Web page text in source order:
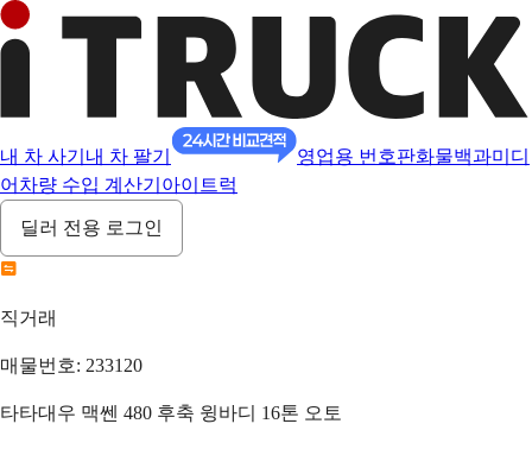
내 차 사기 내 차 팔기 영업용 번호판화물백과미디
어 차량 수입 계산기 아이트럭
딜러 전용 로그인
직거래
매물번호: 233120
타타대우 맥쎈 480 후축 윙바디 16톤 오토